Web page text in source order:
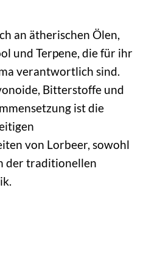
an ätherischen Ölen,
und Terpene, die für ihr
verantwortlich sind.
Bitterstoffe und
ist die
von Lorbeer, sowohl
der traditionellen